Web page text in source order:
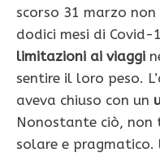
scorso 31 marzo
dodici mesi di Covid-
limitazioni ai viaggi
sentire il loro peso.
aveva chiuso con un
Nonostante ciò,
solare e pragmatico.